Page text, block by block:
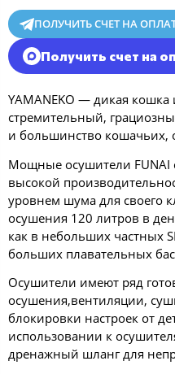
ПОЛУЧИТЬ СЧЕТ НА
Получить счет на
YAMANEKO — дикая
стремительный,
и большинство кошачьих,
Мощные осушители FUNAI
высокой
уровнем шума для своего
осушения 120 литров в
как в небольших частных
больших плавательных
Осушители имеют ряд
осушения,вентиляции,
блокировки настроек от
использовании к
дренажный шланг для